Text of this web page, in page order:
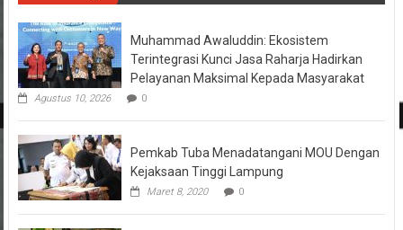
Muhammad Awaluddin: Ekosistem
Terintegrasi Kunci Jasa Raharja Hadirkan
Pelayanan Maksimal Kepada Masyarakat
Agustus 10, 2026 0
Pemkab Tuba Menadatangani MOU Dengan
Kejaksaan Tinggi Lampung
Maret 8, 2020 0